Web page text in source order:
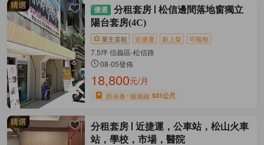
分租套房
松信邊間落地窗獨立
陽台套房(4C)
屋主直租 近捷運 新上架 可報稅
7.5坪 信義區-松信路
08-05發佈
18,800元/月
距永春 板南線 531公尺
分租套房
近捷運，公車站，松山火車
站，學校，市場，醫院